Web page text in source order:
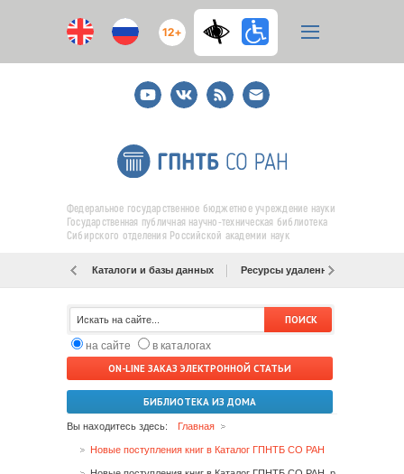
12+
YoutubeВКонтакте
RSS
E-
mail
подписка
Федеральное государственное бюджетное учреждение науки
Государственная публичная научно-техническая библиотека
Сибирского отделения Российской академии наук
Каталоги и базы данных Ресурсы удаленного доступа
на сайте
в каталогах
ON-LINE ЗАКАЗ ЭЛЕКТРОННОЙ СТАТЬИ
БИБЛИОТЕКА ИЗ ДОМА
Вы находитесь здесь: Главная
Новые поступления книг в Каталог ГПНТБ СО РАН